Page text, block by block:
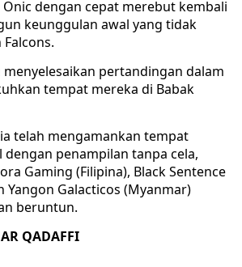
dengan cepat merebut kembali
keunggulan awal yang tidak
pertandingan dalam
tempat mereka di Babak
telah mengamankan tempat
dengan penampilan tanpa cela,
Gaming (Filipina), Black Sentence
Yangon Galacticos (Myanmar)
beruntun.
QADAFFI